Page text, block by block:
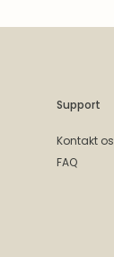
Support
Kontakt os
FAQ